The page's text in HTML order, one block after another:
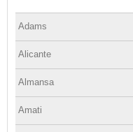
Adams
Alicante
Almansa
Amati